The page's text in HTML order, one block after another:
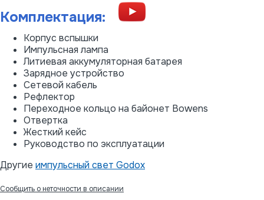
Комплектация:
Корпус вспышки
Импульсная лампа
Литиевая аккумуляторная батарея
Зарядное устройство
Сетевой кабель
Рефлектор
Переходное кольцо на байонет Bowens
Отвертка
Жесткий кейс
Руководство по эксплуатации
Другие импульсный свет Godox
Сообщить о неточности в описании